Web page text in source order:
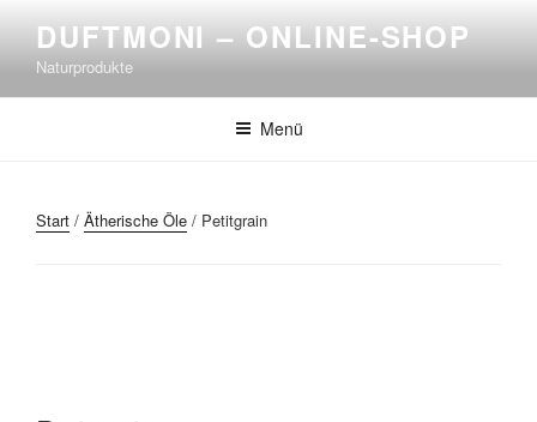
Inhalt
springen
DUFTMONI – ONLINE-SHOP
Naturprodukte
Menü
Start / Ätherische Öle / Petitgrain